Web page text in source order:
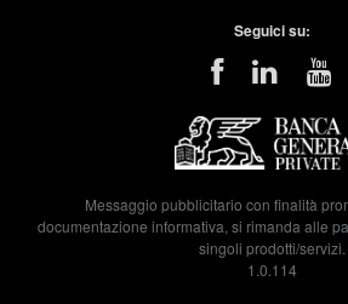
Seguici su:
Messaggio pubblicitario con finalità
documentazione informativa, si rimanda alle
singoli prodotti/servizi.
1.0.114